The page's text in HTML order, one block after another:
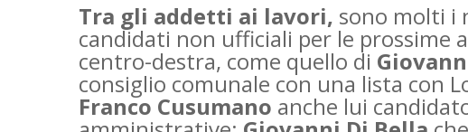
Tra gli addetti ai lavori, sono molti i
candidati non ufficiali per le prossime
centro-destra, come quello di
consiglio comunale con una lista con
Franco Cusumano anche lui